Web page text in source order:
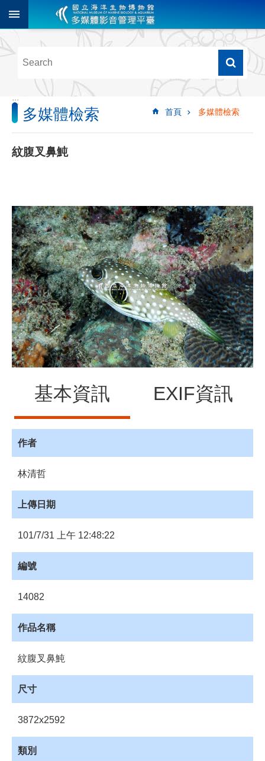
跳到主要內容區塊
階
尋
多
媒
體
檢
像
影
音
音
源
訊
息
發
布
諮
詢
會
員
專
館
員
網
站
購
車
理
資
:::
首頁 多媒體檢索
多媒體檢索
紋腹叉鼻魨
基本資訊 EXIF資訊
作者
林清哲
上傳日期
101/7/31 上午 12:48:22
編號
14082
作品名稱
紋腹叉鼻魨
尺寸
3872x2592
類別